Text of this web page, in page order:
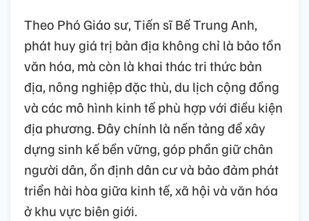
Theo Phó Giáo sư, Tiến sĩ Bế Trung Anh,
phát huy giá trị bản địa không chỉ là bảo tồn
văn hóa, mà còn là khai thác tri thức bản
địa, nông nghiệp đặc thù, du lịch cộng đồng
và các mô hình kinh tế phù hợp với điều kiện
địa phương. Đây chính là nền tảng để xây
dựng sinh kế bền vững, góp phần giữ chân
người dân, ổn định dân cư và bảo đảm phát
triển hài hòa giữa kinh tế, xã hội và văn hóa
ở khu vực biên giới.